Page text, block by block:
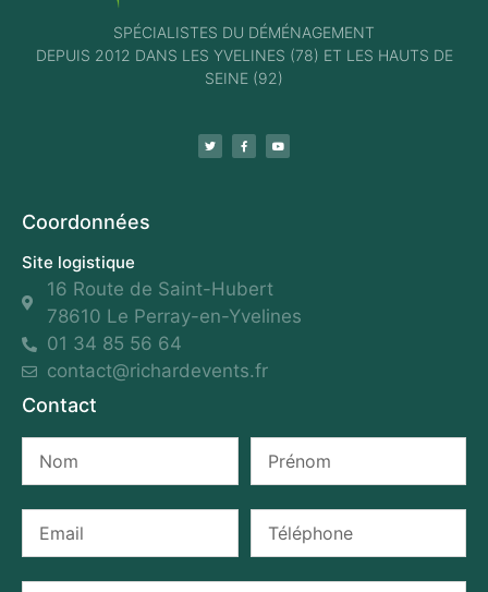
SPÉCIALISTES DU DÉMÉNAGEMENT
DEPUIS 2012 DANS LES YVELINES (78) ET LES HAUTS DE
SEINE (92)
Coordonnées
Site logistique
16 Route de Saint-Hubert
78610 Le Perray-en-Yvelines
01 34 85 56 64
contact@richardevents.fr
Contact